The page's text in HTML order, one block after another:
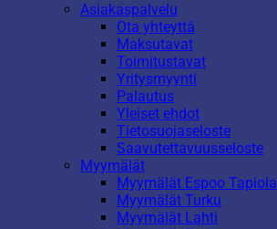
Asiakaspalvelu
Ota yhteyttä
Maksutavat
Toimitustavat
Yritysmyynti
Palautus
Yleiset ehdot
Tietosuojaseloste
Saavutettavuusseloste
Myymälät
Myymälät Espoo Tapiola
Myymälät Turku
Myymälät Lahti